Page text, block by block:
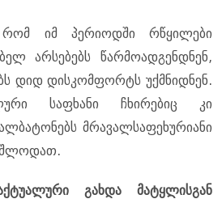
რომ იმ პერიოდში რწყილები
არსებებს წარმოადგენდნენ,
დიდ დისკომფორტს უქმნიდნენ.
საფხანი ჩხირებიც კი
მრავალსაფეხურიანი
გახდა მატყლისგან